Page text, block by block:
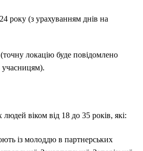
року (з урахуванням днів на
локацію буде повідомлено
віком від 18 до 35 років, які:
із молоддю в партнерських